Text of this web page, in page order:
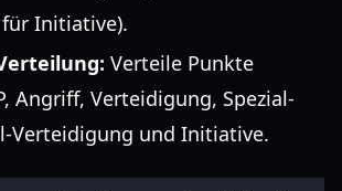
Initiative).
Verteile Punkte
Angriff, Verteidigung, Spezial-
Verteidigung und Initiative.